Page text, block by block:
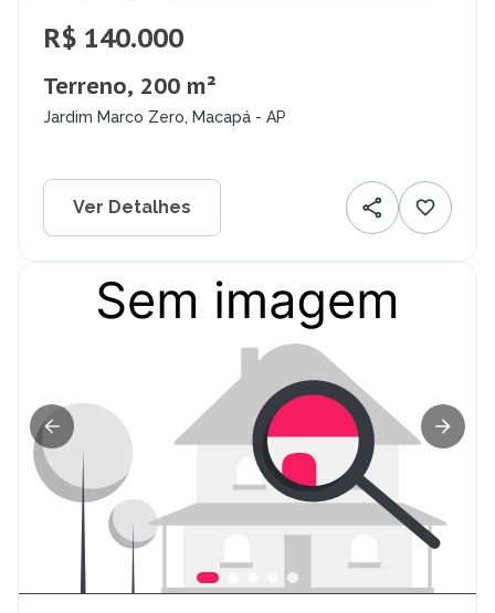
R$ 140.000
Terreno, 200 m²
Jardim Marco Zero, Macapá - AP
Ver Detalhes